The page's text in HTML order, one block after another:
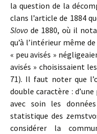
la question de la
clans l’article de 1884
Slovo de 1880, où il
qu’à l’intérieur même
« peu avisés »
avisés » choisissaient
71). Il faut noter que
double caractère :
avec soin les
statistique des
considérer la